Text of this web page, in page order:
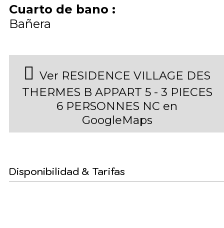
Cuarto de bano :
Bañera
Ver RESIDENCE VILLAGE DES
THERMES B APPART 5 - 3 PIECES
6 PERSONNES NC en
GoogleMaps
Disponibilidad & Tarifas